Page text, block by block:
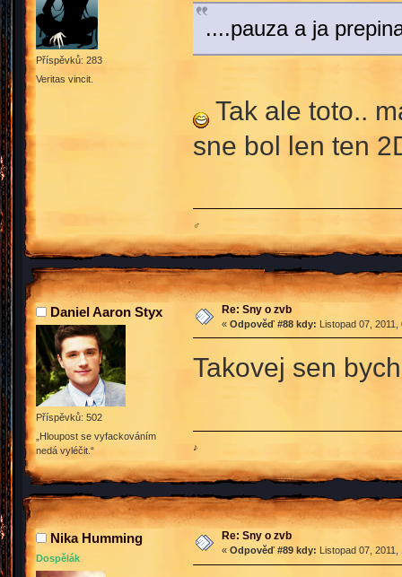
Příspěvků: 283
Veritas vincit.
....pauza a ja
Tak ale toto..
sne bol len ten
♂
Daniel Aaron Styx
Příspěvků: 502
„Hloupost se vyfackováním
nedá vyléčit.“
Re: Sny o zvb
« Odpověď #88 kdy: Listopad 07,
Takovej sen
♪
Nika Humming
Dospělák
Re: Sny o zvb
« Odpověď #89 kdy: Listopad 07,